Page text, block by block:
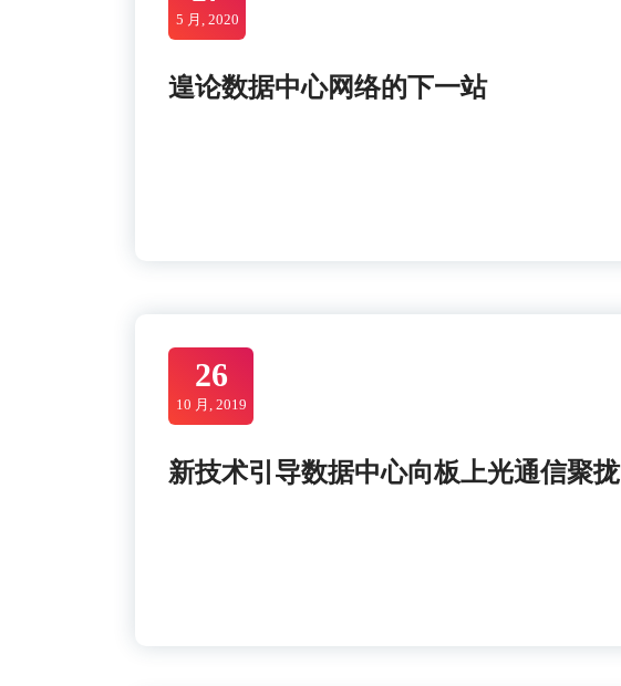
5 月, 2020
遑论数据中心网络的下一站
26
10 月, 2019
新技术引导数据中心向板上光通信聚拢